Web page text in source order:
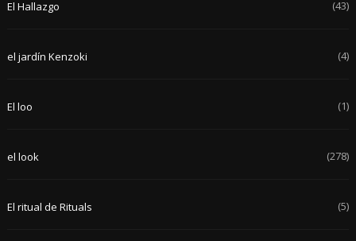
El Hallazgo (43)
el jardín Kenzoki (4)
El loo (1)
el look (278)
El ritual de Rituals (5)